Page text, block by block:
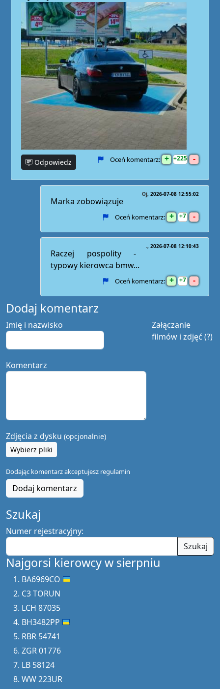
Odpowiedz Oceń komentarz: + 225 -
Oj 2026-07-08 12:55:02
Marka zobowiązuje
Oceń komentarz: + 7 -
. 2026-07-08 12:10:43
Raczej pospolity -
typowy kierowca bmw...
Oceń komentarz: + 7 -
Dodaj komentarz
Załączanie
filmów i zdjęć (?)
Imię i nazwisko
Komentarz
Zdjęcia z dysku (opcjonalnie)
Wybierz pliki
Dodając komentarz akceptujesz regulamin
Dodaj komentarz
Szukaj
Numer rejestracyjny:
Szukaj
Najgorsi kierowcy w sierpniu
BA6969CO
C3 TORUN
LCH 87035
BH3482PP
RBR 54741
ZGR 01776
LB 58124
WW 223UR